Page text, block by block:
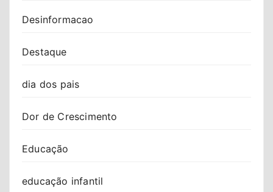
Desinformacao
Destaque
dia dos pais
Dor de Crescimento
Educação
educação infantil